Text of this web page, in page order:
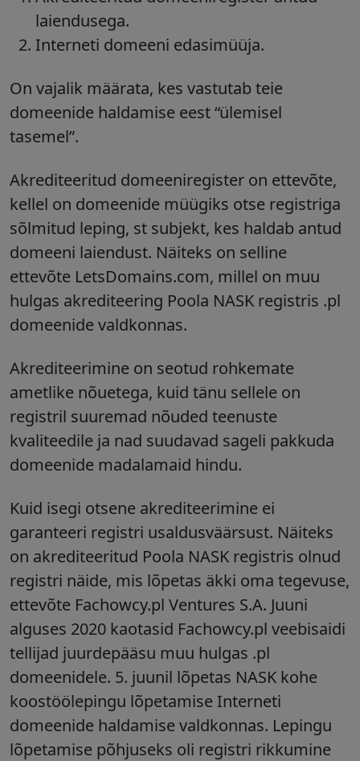
laiendusega.
Interneti domeeni edasimüüja.
On vajalik määrata, kes vastutab teie
domeenide haldamise eest “ülemisel
tasemel”.
Akrediteeritud domeeniregister on ettevõte,
kellel on domeenide müügiks otse registriga
sõlmitud leping, st subjekt, kes haldab antud
domeeni laiendust. Näiteks on selline
ettevõte LetsDomains.com, millel on muu
hulgas akrediteering Poola NASK registris .pl
domeenide valdkonnas.
Akrediteerimine on seotud rohkemate
ametlike nõuetega, kuid tänu sellele on
registril suuremad nõuded teenuste
kvaliteedile ja nad suudavad sageli pakkuda
domeenide madalamaid hindu.
Kuid isegi otsene akrediteerimine ei
garanteeri registri usaldusväärsust. Näiteks
on akrediteeritud Poola NASK registris olnud
registri näide, mis lõpetas äkki oma tegevuse,
ettevõte Fachowcy.pl Ventures S.A. Juuni
alguses 2020 kaotasid Fachowcy.pl veebisaidi
tellijad juurdepääsu muu hulgas .pl
domeenidele. 5. juunil lõpetas NASK kohe
koostöölepingu lõpetamise Interneti
domeenide haldamise valdkonnas. Lepingu
lõpetamise põhjuseks oli registri rikkumine